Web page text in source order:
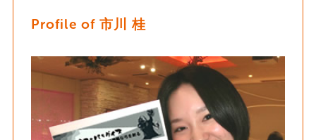
Profile of 市川 桂